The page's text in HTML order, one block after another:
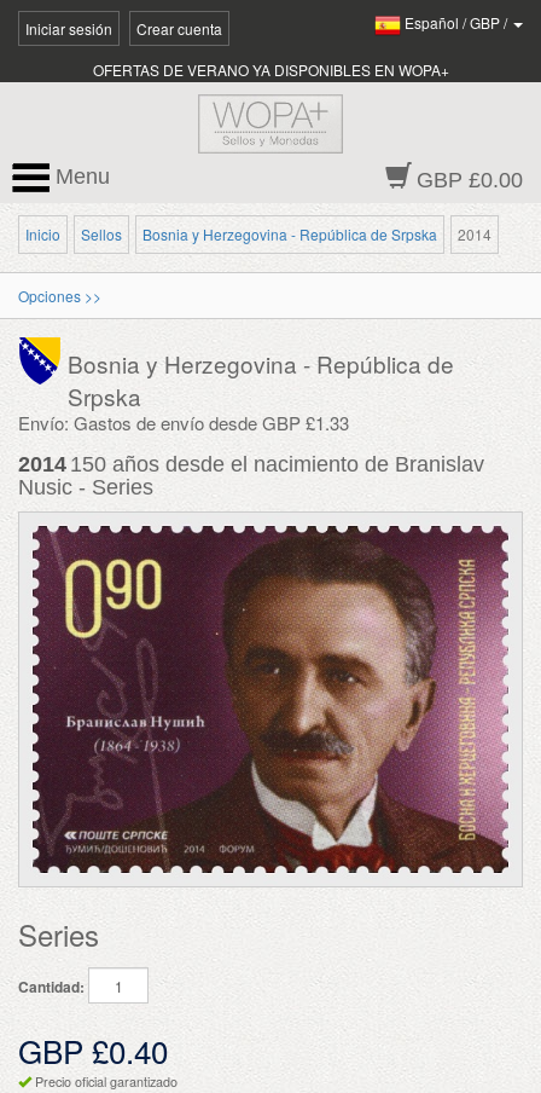
Iniciar sesión Crear cuenta Español /GBP/
OFERTAS DE VERANO YA DISPONIBLES EN WOPA+
GBP £0.00
Menu
Inicio Sellos Bosnia y Herzegovina - República de Srpska 2014
Opciones >>
Bosnia y Herzegovina - República de
Srpska
Envío: Gastos de envío desde GBP £1.33
2014 150 años desde el nacimiento de Branislav
Nusic - Series
Series
Cantidad:
GBP £0.40
Precio oficial garantizado